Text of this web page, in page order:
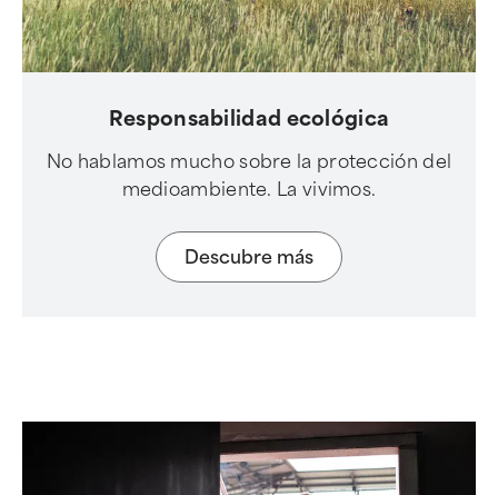
Responsabilidad ecológica
No hablamos mucho sobre la protección del
medioambiente. La vivimos.
Descubre más